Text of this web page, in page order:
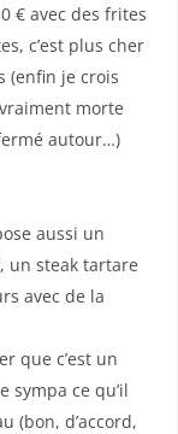
€ avec des frites
c’est plus cher
(enfin je crois
morte
autour…)
aussi un
un steak tartare
avec de la
que c’est un
sympa ce qu’il
(bon, d’accord,